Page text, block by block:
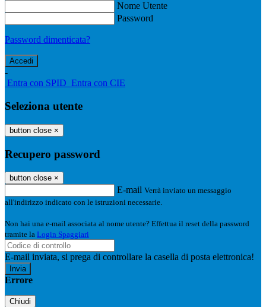
Nome Utente
Password
Password dimenticata?
-
Entra con SPID Entra con CIE
Seleziona utente
button close ×
Recupero password
button close ×
E-mail Verrà inviato un messaggio
all'indirizzo indicato con le istruzioni necessarie.
Non hai una e-mail associata al nome utente? Effettua il reset della password
tramite la Login Spaggiari
E-mail inviata, si prega di controllare la casella di posta elettronica!
Errore
Chiudi